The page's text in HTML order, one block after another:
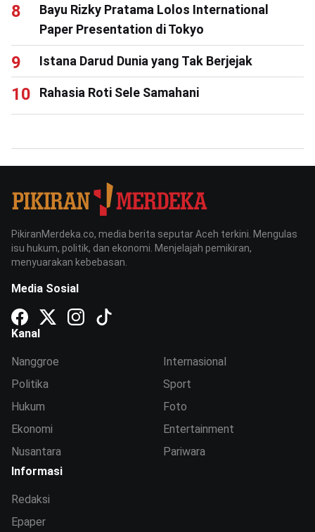
Bayu Rizky Pratama Lolos International
Paper Presentation di Tokyo
Istana Darud Dunia yang Tak Berjejak
Rahasia Roti Sele Samahani
PikiranMerdeka.co, media berita seputar Aceh terkini. Mengulas
isu hukum, politik, dan ekonomi. Menjelajah pemikiran,
menyuarakan kebebasan.
Media Sosial
Kanal
Nanggroe
Politika
Hukum
Ekonomi
Nusantara
Internasional
Sport
Foto
Entertainment
Pariwara
Informasi
Redaksi
Epaper